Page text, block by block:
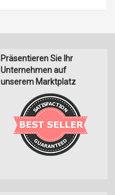
Präsentieren Sie Ihr
Unternehmen auf
unserem Marktplatz